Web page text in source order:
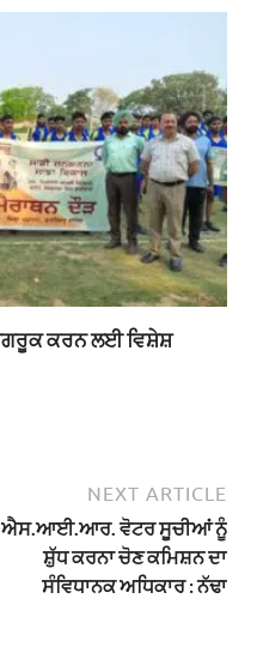
ਕਰਨ ਲਈ ਵਿਸ਼ੇਸ਼
NEXT ARTICLE
ਐਸ.ਆਈ.ਆਰ. ਵੋਟਰ ਸੂਚੀਆਂ ਨੂੰ
ਸ਼ੁੱਧ ਕਰਨਾ ਚੋਣ ਕਮਿਸ਼ਨ ਦਾ
ਸੰਵਿਧਾਨਕ ਅਧਿਕਾਰ : ਨੱਢਾ